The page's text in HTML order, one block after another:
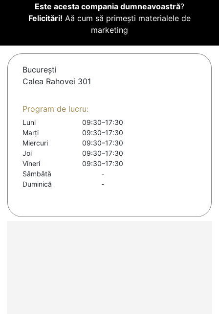
Este acesta compania dumneavoastră?
Felicitări! Aă cum să primești materialele de
marketing
Bucureşti
Calea Rahovei 301
Program de lucru:
Luni
09:30–17:30
Marți
09:30–17:30
Miercuri
09:30–17:30
Joi
09:30–17:30
Vineri
09:30–17:30
Sâmbătă
-
Duminică
-